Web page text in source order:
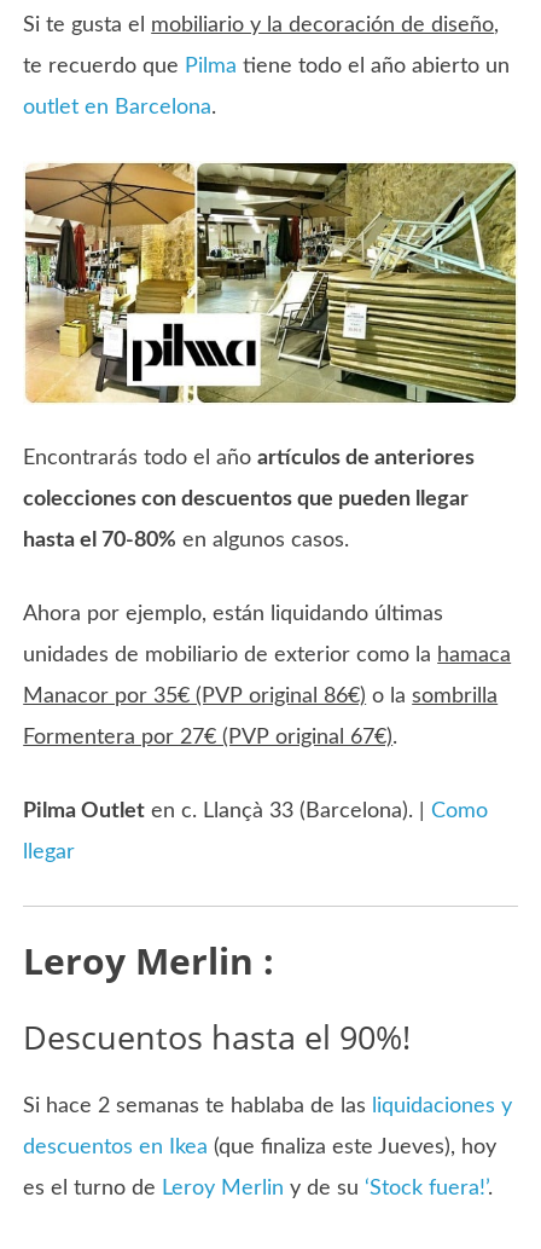
Si te gusta el mobiliario y la decoración de diseño,
te recuerdo que Pilma tiene todo el año abierto un
outlet en Barcelona.
Encontrarás todo el añoartículos de anteriores
colecciones con descuentos que pueden llegar
hasta el 70-80% en algunos casos.
Ahora por ejemplo, están liquidando últimas
unidades de mobiliario de exterior como la hamaca
Manacor por 35€ (PVP original 86€) o lasombrilla
Formentera por 27€ (PVP original 67€).
Pilma Outlet en c. Llançà 33 (Barcelona). |Como
llegar
Leroy Merlin :
Descuentos hasta el 90%!
Si hace 2 semanas te hablaba de las
liquidaciones y
descuentos en Ikea (que finaliza este Jueves), hoy
es el turno de Leroy Merlin y de su ‘Stock fuera!’.